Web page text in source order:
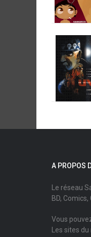
A PROPOS
Le réseau
BD,
Vous
Les sites